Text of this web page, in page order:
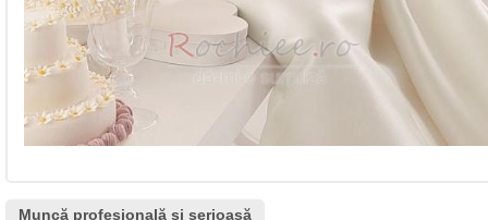
Muncă profesională și serioasă